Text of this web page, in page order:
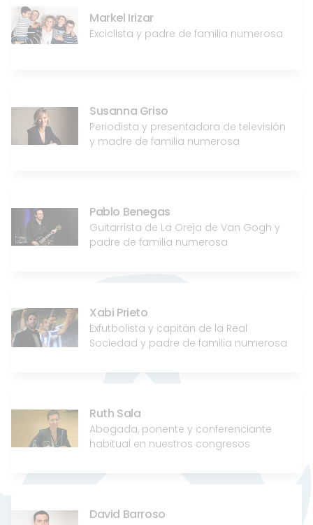
Markel Irizar
Exciclista y padre de familia numerosa
Susanna Griso
Periodista y presentadora de televisión
y madre de familia numerosa
Pablo Benegas
Guitarrista de La Oreja de Van Gogh y
padre de familia numerosa
Xabi Prieto
Exfutbolista y capitán de la Real
Sociedad y padre de familia numerosa
Ruth Sala
Abogada, ponente y conferenciante
habitual en nuestros congresos
David Barroso